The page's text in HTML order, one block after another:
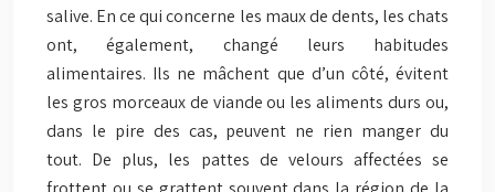
salive. En ce qui concerne les maux de dents, les chats
ont, également, changé leurs habitudes
alimentaires. Ils ne mâchent que d’un côté, évitent
les gros morceaux de viande ou les aliments durs ou,
dans le pire des cas, peuvent ne rien manger du
tout. De plus, les pattes de velours affectées se